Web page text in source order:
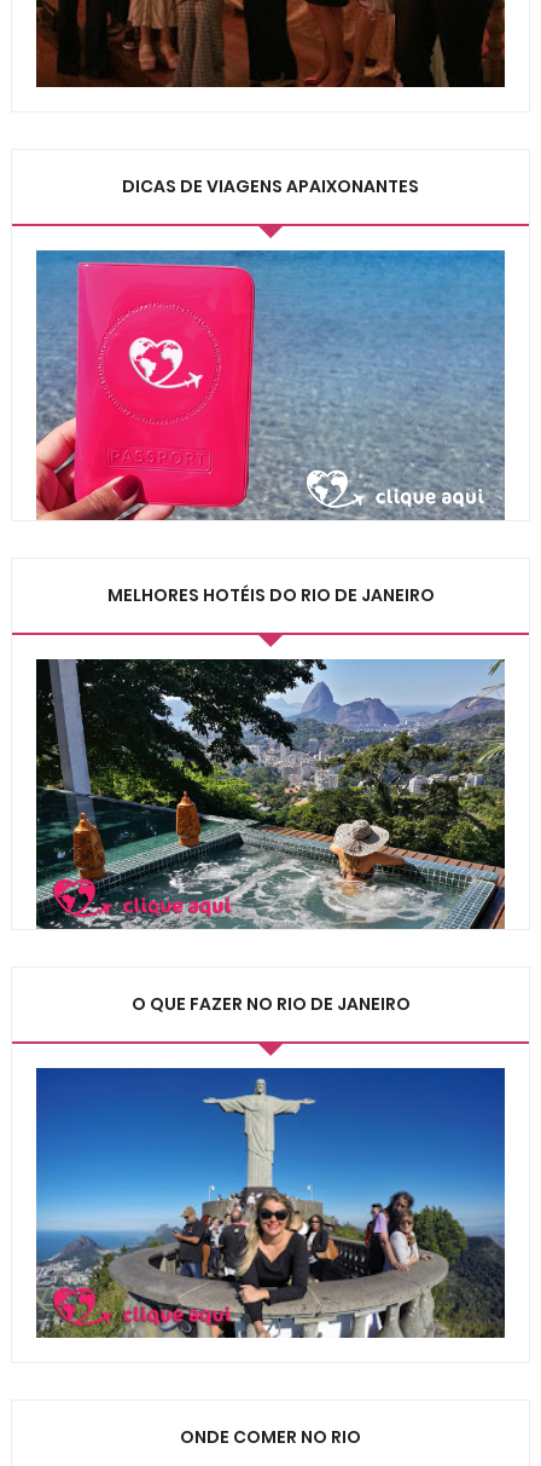
DICAS DE VIAGENS APAIXONANTES
MELHORES HOTÉIS DO RIO DE JANEIRO
O QUE FAZER NO RIO DE JANEIRO
ONDE COMER NO RIO